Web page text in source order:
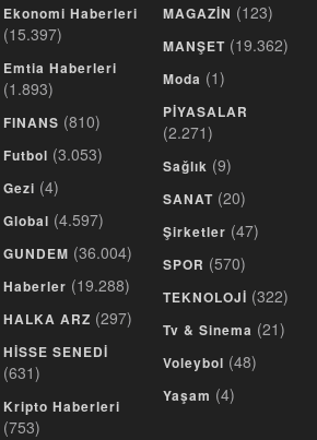
Ekonomi Haberleri
(15.397)
Emtia Haberleri
(1.893)
FINANS (810)
Futbol (3.053)
Gezi (4)
Global (4.597)
GUNDEM (36.004)
Haberler (19.288)
HALKA ARZ (297)
HİSSE SENEDİ
(631)
Kripto Haberleri
(753)
MAGAZİN (123)
MANŞET (19.362)
Moda (1)
PİYASALAR
(2.271)
Sağlık (9)
SANAT (20)
Şirketler (47)
SPOR (570)
TEKNOLOJİ (322)
Tv & Sinema (21)
Voleybol (48)
Yaşam (4)